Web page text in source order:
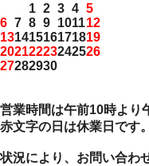
1 2 3 4 5
6 7 8 9 101112
13141516171819
20212223242526
27282930
営業時間は午前10時より
赤文字の日は休業日です。
状況により、お問い合わ